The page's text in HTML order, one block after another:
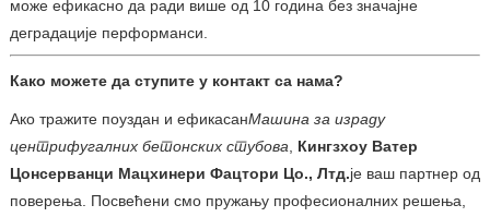
може ефикасно да ради више од 10 година без значајне
деградације перформанси.
Како можете да ступите у контакт са нама?
Ако тражите поуздан и ефикасанМашина за израду
центрифугалних бетонских стубова
Кингзхоу Ватер
Цонсерванци Мацхинери Фацтори Цо., Лтд.је ваш партнер од
поверења. Посвећени смо пружању професионалних решења,